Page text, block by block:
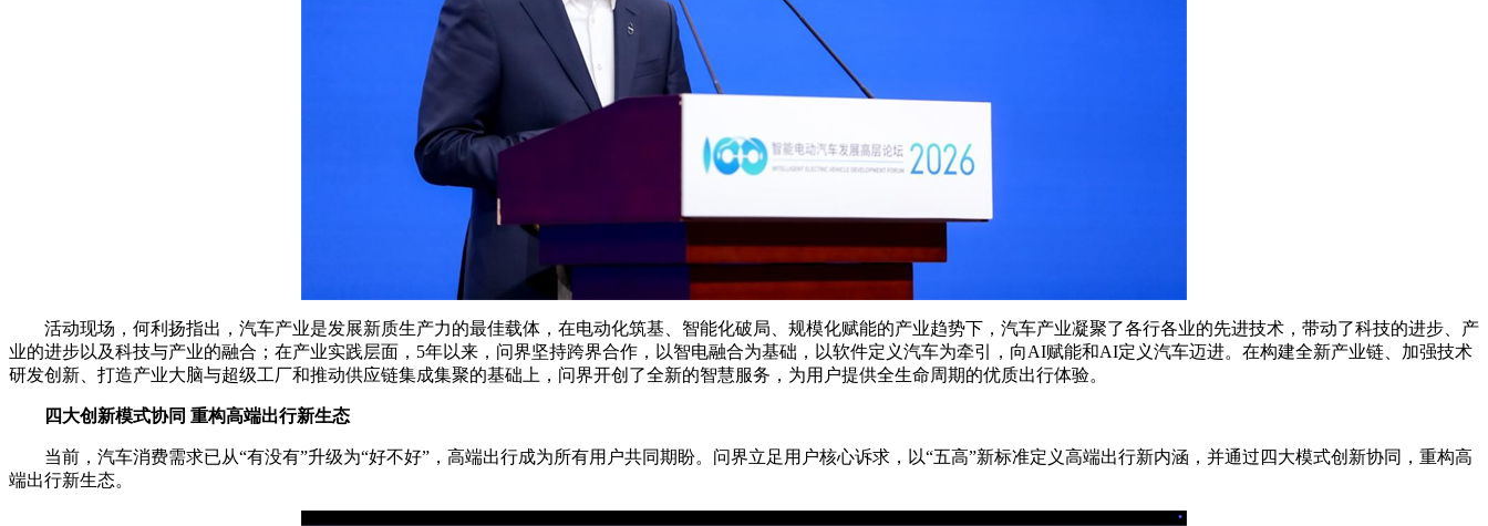
活动现场，何利扬指出，汽车产业是发展新质生产力的最佳载体，在电动化筑基、智能化破局、规模化赋能的产业趋势下，汽车产业凝聚了各行各业的先进技术，带动了科技的进步、产
业的进步以及科技与产业的融合；在产业实践层面，5年以来，问界坚持跨界合作，以智电融合为基础，以软件定义汽车为牵引，向AI赋能和AI定义汽车迈进。在构建全新产业链、加强技术
研发创新、打造产业大脑与超级工厂和推动供应链集成集聚的基础上，问界开创了全新的智慧服务，为用户提供全生命周期的优质出行体验。
四大创新模式协同 重构高端出行新生态
当前，汽车消费需求已从“有没有”升级为“好不好”，高端出行成为所有用户共同期盼。问界立足用户核心诉求，以“五高”新标准定义高端出行新内涵，并通过四大模式创新协同，重构高
端出行新生态。